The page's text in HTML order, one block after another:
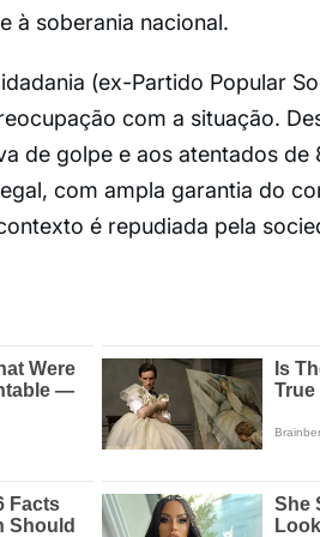
à soberania nacional.
(ex-Partido Popular
com a situação.
de golpe e aos atentados
com ampla garantia do
é repudiada pela